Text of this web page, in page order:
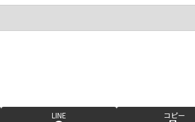
LINE コピー